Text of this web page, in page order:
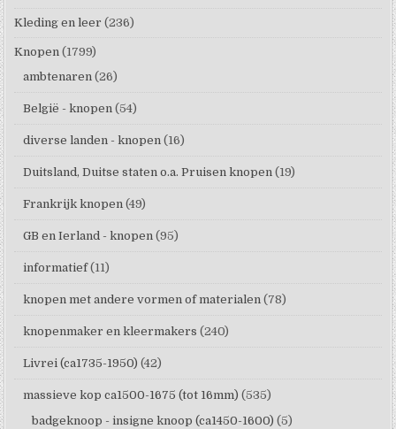
Kleding en leer (236)
Knopen (1799)
ambtenaren (26)
België - knopen (54)
diverse landen - knopen (16)
Duitsland, Duitse staten o.a. Pruisen knopen (19)
Frankrijk knopen (49)
GB en Ierland - knopen (95)
informatief (11)
knopen met andere vormen of materialen (78)
knopenmaker en kleermakers (240)
Livrei (ca1735-1950) (42)
massieve kop ca1500-1675 (tot 16mm) (535)
badgeknoop - insigne knoop (ca1450-1600) (5)